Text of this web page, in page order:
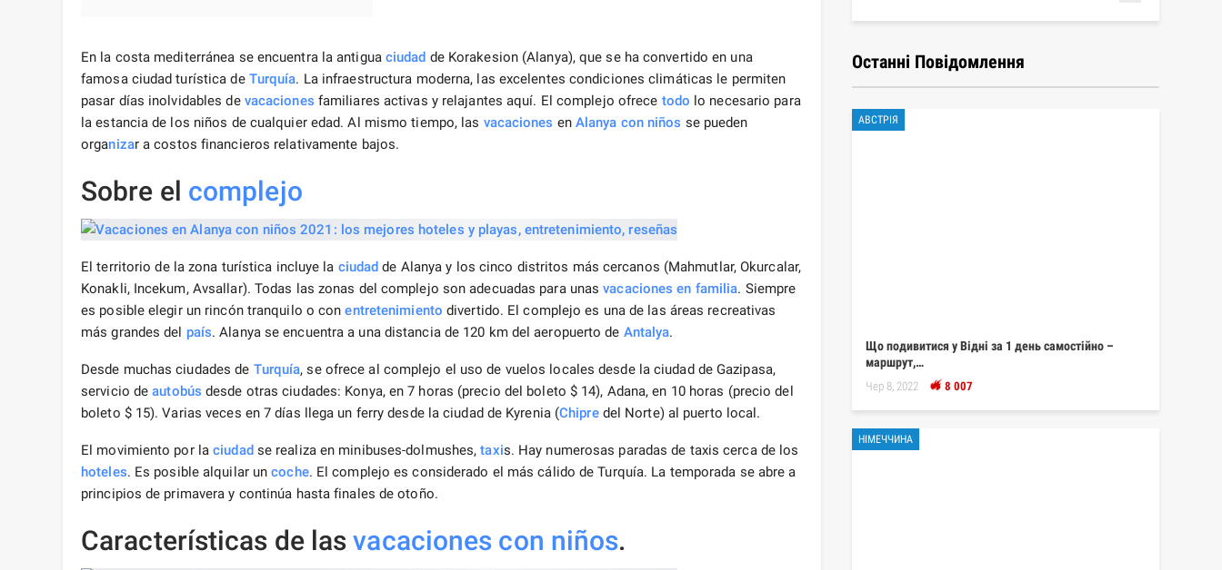
En la costa mediterránea se encuentra la antigua ciudad de Korakesion (Alanya), que se ha convertido en una
famosa ciudad turística de Turquía. La infraestructura moderna, las excelentes condiciones climáticas le permiten
pasar días inolvidables de vacaciones familiares activas y relajantes aquí. El complejo ofrece todo lo necesario para
la estancia de los niños de cualquier edad. Al mismo tiempo, las vacaciones en Alanya con niños se pueden
organizar a costos financieros relativamente bajos.
Sobre el complejo
El territorio de la zona turística incluye la ciudad de Alanya y los cinco distritos más cercanos (Mahmutlar, Okurcalar,
Konakli, Incekum, Avsallar). Todas las zonas del complejo son adecuadas para unasvacaciones en familia. Siempre
es posible elegir un rincón tranquilo o conentretenimiento divertido. El complejo es una de las áreas recreativas
más grandes del país. Alanya se encuentra a una distancia de 120 km del aeropuerto de Antalya.
Desde muchas ciudades de Turquía, se ofrece al complejo el uso de vuelos locales desde la ciudad de Gazipasa,
servicio deautobús desde otras ciudades: Konya, en 7 horas (precio del boleto $ 14), Adana, en 10 horas (precio del
boleto $ 15). Varias veces en 7 días llega un ferry desde la ciudad de Kyrenia (Chipredel Norte) al puerto local.
El movimiento por laciudadse realiza en minibuses-dolmushes,taxis. Hay numerosas paradas de taxis cerca de los
hoteles. Es posible alquilar uncoche. El complejo es considerado el más cálido de Turquía. La temporada se abre a
principios de primavera y continúa hasta finales de otoño.
Características de lasvacaciones con niños.
Останні Повідомлення
АВСТРІЯ
Що подивитися у Відні за 1 день самостійно –
маршрут,…
Чер 8, 2022 8 007
НІМЕЧЧИНА